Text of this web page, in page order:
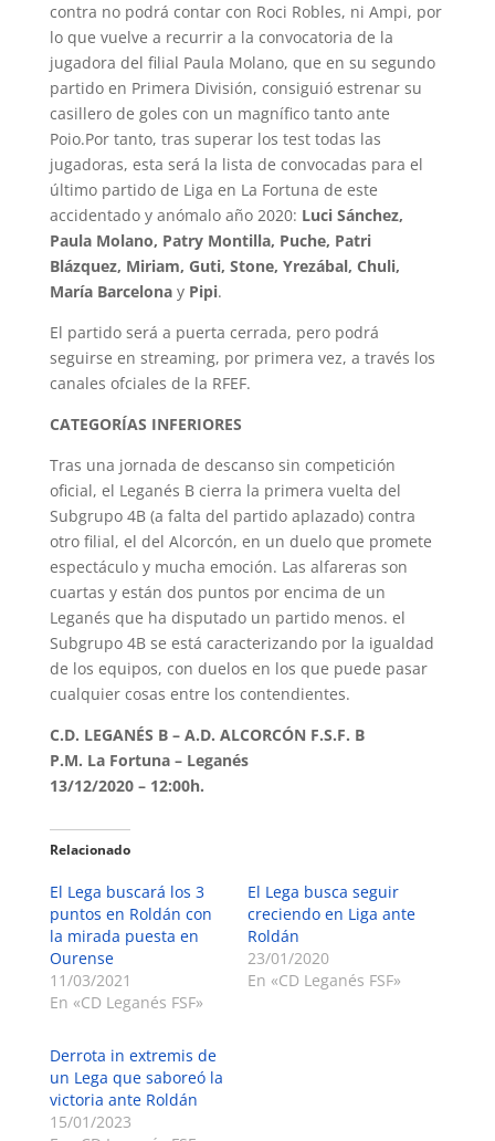
contra no podrá contar con Roci Robles, ni Ampi, por
lo que vuelve a recurrir a la convocatoria de la
jugadora del filial Paula Molano, que en su segundo
partido en Primera División, consiguió estrenar su
casillero de goles con un magnífico tanto ante
Poio.Por tanto, tras superar los test todas las
jugadoras, esta será la lista de convocadas para el
último partido de Liga en La Fortuna de este
accidentado y anómalo año 2020: Luci Sánchez,
Paula Molano, Patry Montilla, Puche, Patri
Blázquez, Miriam, Guti, Stone, Yrezábal, Chuli,
María BarcelonayPipi.
El partido será a puerta cerrada, pero podrá
seguirse en streaming, por primera vez, a través los
canales ofciales de la RFEF.
CATEGORÍAS INFERIORES
Tras una jornada de descanso sin competición
oficial, el Leganés B cierra la primera vuelta del
Subgrupo 4B (a falta del partido aplazado) contra
otro filial, el del Alcorcón, en un duelo que promete
espectáculo y mucha emoción. Las alfareras son
cuartas y están dos puntos por encima de un
Leganés que ha disputado un partido menos. el
Subgrupo 4B se está caracterizando por la igualdad
de los equipos, con duelos en los que puede pasar
cualquier cosas entre los contendientes.
C.D. LEGANÉS B – A.D. ALCORCÓN F.S.F. B
P.M. La Fortuna – Leganés
13/12/2020 – 12:00h.
Relacionado
El Lega buscará los 3
puntos en Roldán con
la mirada puesta en
Ourense
11/03/2021
En «CD Leganés FSF»
El Lega busca seguir
creciendo en Liga ante
Roldán
23/01/2020
En «CD Leganés FSF»
Derrota in extremis de
un Lega que saboreó la
victoria ante Roldán
15/01/2023